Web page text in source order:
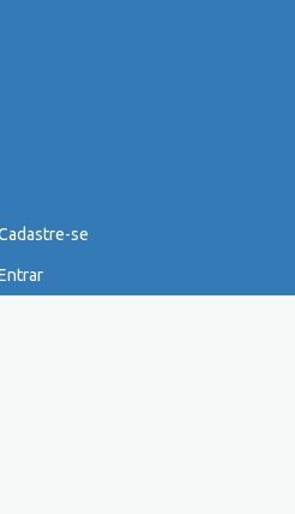
se